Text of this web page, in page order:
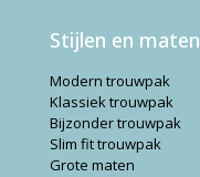
Stijlen en maten
Modern trouwpak
Klassiek trouwpak
Bijzonder trouwpak
Slim fit trouwpak
Grote maten